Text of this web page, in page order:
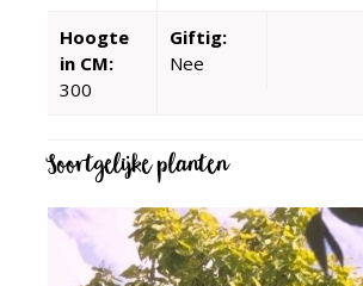
Hoogte
in CM:
300
Giftig:
Nee
Soortgelijke planten